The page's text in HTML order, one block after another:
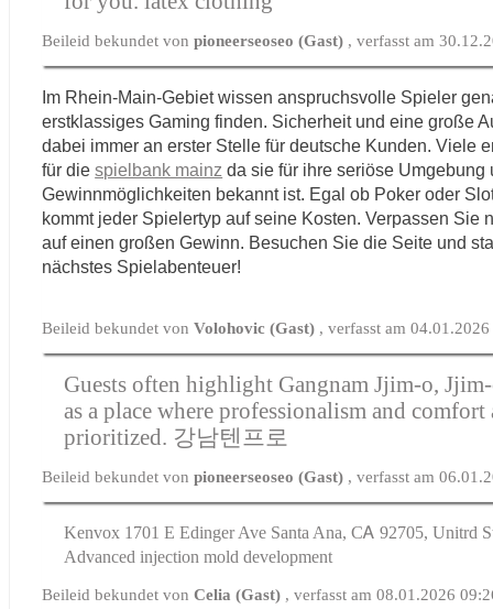
Beileid bekundet vonpioneerseoseo (Gast) , verfasst am
Im Rhein-Main-Gebiet wissen anspruchsvolle Spieler
erstklassiges Gaming finden. Sicherheit und eine große
dabei immer an erster Stelle für deutsche Kunden. Viele
für diespielbank mainz da sie für ihre seriöse Umgebung
Gewinnmöglichkeiten bekannt ist. Egal ob Poker oder
kommt jeder Spielertyp auf seine Kosten. Verpassen Sie
auf einen großen Gewinn. Besuchen Sie die Seite und
nächstes Spielabenteuer!
Beileid bekundet vonVolohovic (Gast) , verfasst am
Guests often highlight Gangnam Jjim-o,
as a place where professionalism and comfort
prioritized. 강남텐프로
Beileid bekundet vonpioneerseoseo (Gast) , verfasst am
Kenvox 1701 Ε Edinger Ave Santa Ana, ϹᎪ 92705, Unitrd
Advanced injection mold development
Beileid bekundet vonCelia (Gast) , verfasst am 08.01.2026